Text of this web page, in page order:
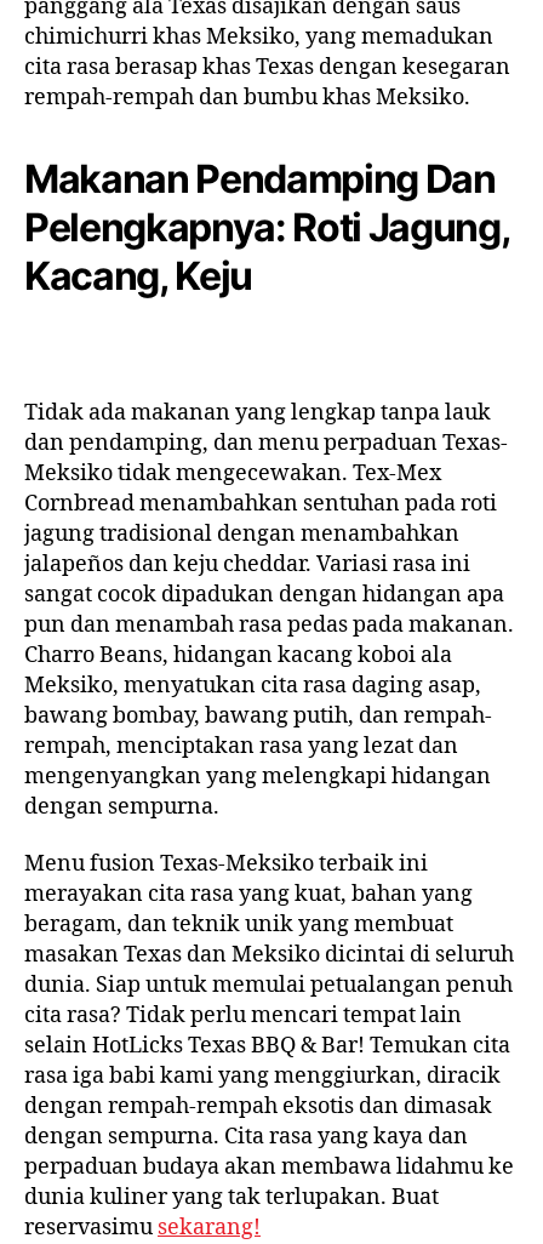
panggang ala Texas disajikan dengan saus
chimichurri khas Meksiko, yang memadukan
cita rasa berasap khas Texas dengan kesegaran
rempah-rempah dan bumbu khas Meksiko.
Makanan Pendamping Dan
Pelengkapnya: Roti Jagung,
Kacang, Keju
Tidak ada makanan yang lengkap tanpa lauk
dan pendamping, dan menu perpaduan Texas-
Meksiko tidak mengecewakan. Tex-Mex
Cornbread menambahkan sentuhan pada roti
jagung tradisional dengan menambahkan
jalapeños dan keju cheddar. Variasi rasa ini
sangat cocok dipadukan dengan hidangan apa
pun dan menambah rasa pedas pada makanan.
Charro Beans, hidangan kacang koboi ala
Meksiko, menyatukan cita rasa daging asap,
bawang bombay, bawang putih, dan rempah-
rempah, menciptakan rasa yang lezat dan
mengenyangkan yang melengkapi hidangan
dengan sempurna.
Menu fusion Texas-Meksiko terbaik ini
merayakan cita rasa yang kuat, bahan yang
beragam, dan teknik unik yang membuat
masakan Texas dan Meksiko dicintai di seluruh
dunia. Siap untuk memulai petualangan penuh
cita rasa? Tidak perlu mencari tempat lain
selain HotLicks Texas BBQ & Bar! Temukan cita
rasa iga babi kami yang menggiurkan, diracik
dengan rempah-rempah eksotis dan dimasak
dengan sempurna. Cita rasa yang kaya dan
perpaduan budaya akan membawa lidahmu ke
dunia kuliner yang tak terlupakan. Buat
reservasimu sekarang!